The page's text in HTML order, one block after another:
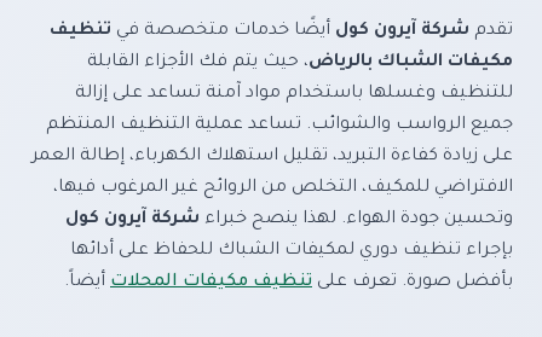
تقدم شركة آيرون كول أيضًا خدمات متخصصة في تنظيف
مكيفات الشباك بالرياض، حيث يتم فك الأجزاء القابلة
للتنظيف وغسلها باستخدام مواد آمنة تساعد على إزالة
جميع الرواسب والشوائب. تساعد عملية التنظيف المنتظم
على زيادة كفاءة التبريد، تقليل استهلاك الكهرباء، إطالة العمر
الافتراضي للمكيف، التخلص من الروائح غير المرغوب فيها،
وتحسين جودة الهواء. لهذا ينصح خبراء شركة آيرون كول
بإجراء تنظيف دوري لمكيفات الشباك للحفاظ على أدائها
بأفضل صورة. تعرف على تنظيف مكيفات المحلات أيضاً.